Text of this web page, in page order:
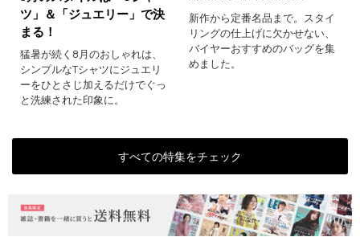
ツ」＆「ジュエリー」で決
まる！
猛暑が続く8月のおしゃれは、
シンプルなTシャツにジュエリ
ーをひとさじ加えるだけでぐっ
と洗練された印象に。
新作から定番名品まで。スタイ
リングの仕上げに欠かせない、
バイヤーおすすめのバッグを集
めました。
すべての特集をチェック